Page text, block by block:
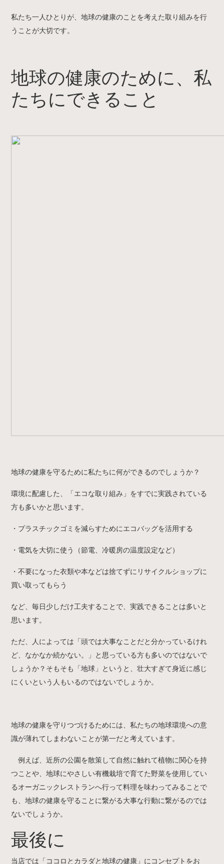
私たち一人ひとりが、地球の健康のことを考えた取り組みを行
うことが大切です。
地球の健康のために、私
たちにできること
地球の健康を守るために私たちに何ができるのでしょうか？
環境に配慮した、「エコな取り組み」をすでに実践されている
方も多いかと思います。
・プラスチックゴミを減らすためにエコバッグを活用する
・電気を大切に使う（節電、冷暖房の温度設定など）
・不要になった衣類や本などは捨てずにリサイクルショップに
買い取ってもらう
など、毎日少しだけ工夫することで、実践できることは多いと
思います。
ただ、人によっては「頭では大事なことだと分かっているけれ
ど、なかなか続かない。」と思っている方も多いのではないで
しょうか？そもそも「地球」というと、壮大すぎて身近に感じ
にくいという人もいるのではないでしょうか。
地球の健康を守りつづけるためには、私たちの地球環境への意
識が薄れてしまわないことが第一だと考えています。
例えば、近所の公園を散策して自然に触れて植物に関心を持
つことや、地球にやさしい有機栽培で育てた野菜を使用してい
るオーガニックレストランへ行って料理を味わってみることで
も、地球の健康を守ることに繋がる大事な行動に繋がるのでは
ないでしょうか。
最後に
当店では「ココロとカラダと地球の健康」にコンセプトをお